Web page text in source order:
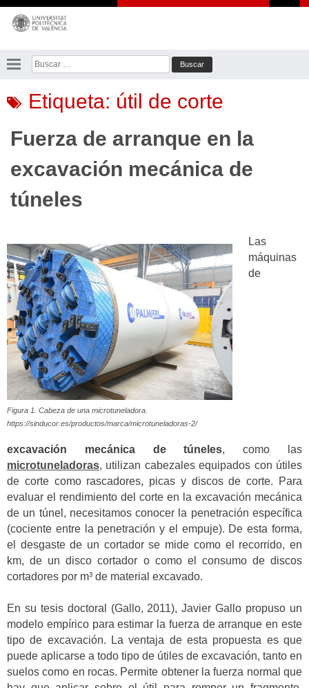
Saltar
contenido
Buscar:
Etiqueta: útil de corte
Fuerza de arranque en la
excavación mecánica de
túneles
Figura 1. Cabeza de una microtuneladora.
https://sinducor.es/productos/marca/microtuneladoras-2/
Las
máquinas
de
excavación mecánica de túneles, como las
microtuneladoras, utilizan cabezales equipados con útiles
de corte como rascadores, picas y discos de corte. Para
evaluar el rendimiento del corte en la excavación mecánica
de un túnel, necesitamos conocer la penetración específica
(cociente entre la penetración y el empuje). De esta forma,
el desgaste de un cortador se mide como el recorrido, en
km, de un disco cortador o como el consumo de discos
cortadores por m³ de material excavado.
En su tesis doctoral (Gallo, 2011), Javier Gallo propuso un
modelo empírico para estimar la fuerza de arranque en este
tipo de excavación. La ventaja de esta propuesta es que
puede aplicarse a todo tipo de útiles de excavación, tanto en
suelos como en rocas. Permite obtener la fuerza normal que